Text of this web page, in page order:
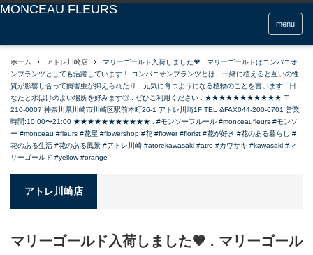
menu
ホーム アトレ川崎店
マリーゴールド入荷しました🧡 . マリーゴールドはコンパニオ
ンプランツとしても活躍しています！ コンパニオンプランツとは、一緒に植えると互いの性
質が影響し合って病害虫が抑えられたり、元気に育つようになる植物のことを言います . 日
なたと水はけのよい場所を好みます◎ . ぜひご利用ください . ★★★★★★★★★★★ 〒
210-0007 神奈川県川崎市川崎区駅前本町26-1 アトレ川崎1F TEL &FAX044-200-6701 営業
時間:10:00〜21:00 ★★★★★★★★★★★ . #モンソーフルール #monceaufleurs #モンソ
ー #monceau #fleurs #花屋 #flowershop #花 #flower #florist #花が好き #花のある暮らし #
花のある生活 #花のある風景 #アトレ川崎 #atorekawasaki #atre #カワサキ #kawasaki #マ
リーゴールド #yellow #orange
アトレ川崎店
マリーゴールド入荷しました🧡 . マリーゴール